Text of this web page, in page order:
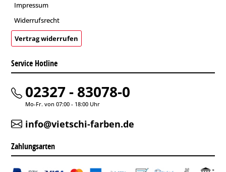
Impressum
Widerrufsrecht
Vertrag widerrufen
Service Hotline
02327 - 83078-0
Mo-Fr. von 07:00 - 18:00 Uhr
info@vietschi-farben.de
Zahlungsarten